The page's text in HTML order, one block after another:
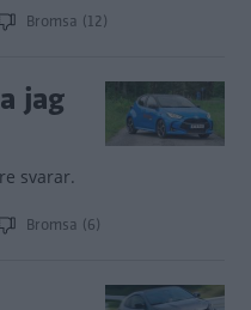
Bromsa (12)
jag
svarar.
Bromsa (6)